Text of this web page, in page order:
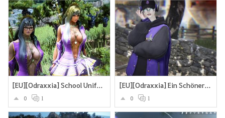
[EU][Odraxxia] School Uniform
0 1
[EU][Odraxxia] Ein Schöner Tag in Black Dessert
0 1